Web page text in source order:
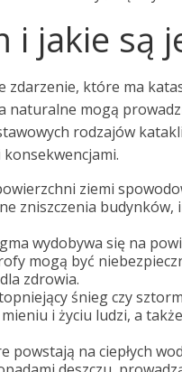
jakie są
zdarzenie, które ma
naturalne mogą
rodzajów
ziemi
zniszczenia
wydobywa się na
mogą być
zdrowia.
śnieg czy
i życiu ludzi, a
na ciepłych